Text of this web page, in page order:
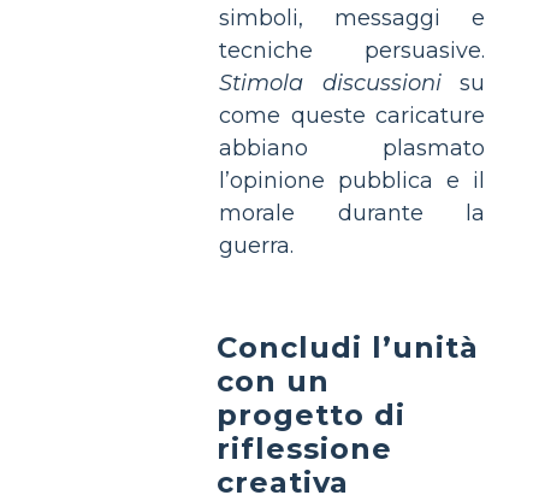
simboli, messaggi e
tecniche persuasive.
Stimola discussionisu
come queste caricature
abbiano plasmato
l’opinione pubblica e il
morale durante la
guerra.
Concludi l’unità
con un
progetto di
riflessione
creativa